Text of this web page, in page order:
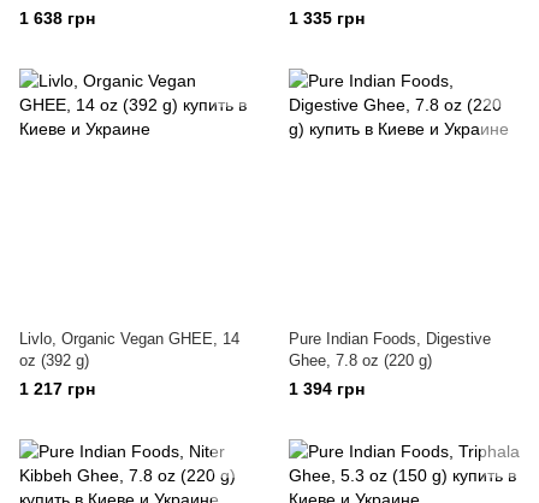
1 638 грн 1 335 грн
Livlo, Organic Vegan GHEE, 14
oz (392 g)
1 217 грн
Pure Indian Foods, Digestive
Ghee, 7.8 oz (220 g)
1 394 грн